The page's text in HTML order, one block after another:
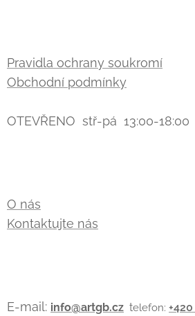
Pravidla ochrany soukromí
Obchodní podmínky
OTEVŘENO stř-pá 13:00-18:00
O nás
Kontaktujte nás
E-mail: info@artgb.cz telefon: +420